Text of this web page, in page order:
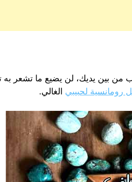
من بين يديك، لن يضيع ما تشعر
رومانسية لحبيبي الغالي.